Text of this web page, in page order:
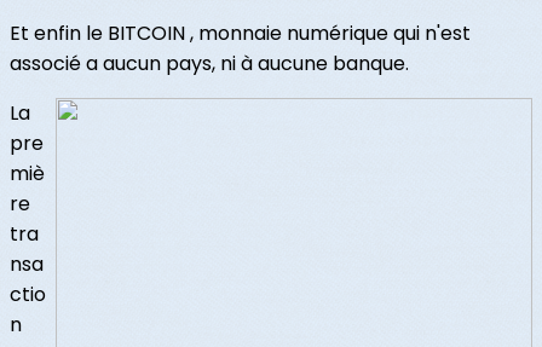
Et enfin le BITCOIN , monnaie numérique qui n'est
associé a aucun pays, ni à aucune banque.
La
pre
miè
re
tra
nsa
ctio
n